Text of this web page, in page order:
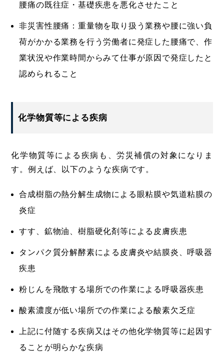
腰痛の既往症・基礎疾患を悪化させたこと
非災害性腰痛：重量物を取り扱う業務や腰に強い負
荷がかかる業務を行う労働者に発症した腰痛で、作
業状況や作業時間からみて仕事が原因で発症したと
認められること
化学物質等による疾病
化学物質等による疾病も、労災補償の対象になりま
す。例えば、以下のような疾病です。
合成樹脂の熱分解生成物による眼粘膜や気道粘膜の
炎症
すす、鉱物油、樹脂硬化剤等による皮膚疾患
タンパク質分解酵素による皮膚炎や結膜炎、呼吸器
疾患
粉じんを飛散する場所での作業による呼吸器疾患
酸素濃度が低い場所での作業による酸素欠乏症
上記に付随する疾病又はその他化学物質等に起因す
ることが明らかな疾病